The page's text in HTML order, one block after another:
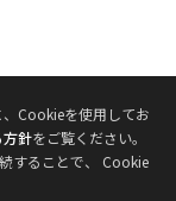
Cookieを使用してお
針をご覧ください。
することで、 Cookie